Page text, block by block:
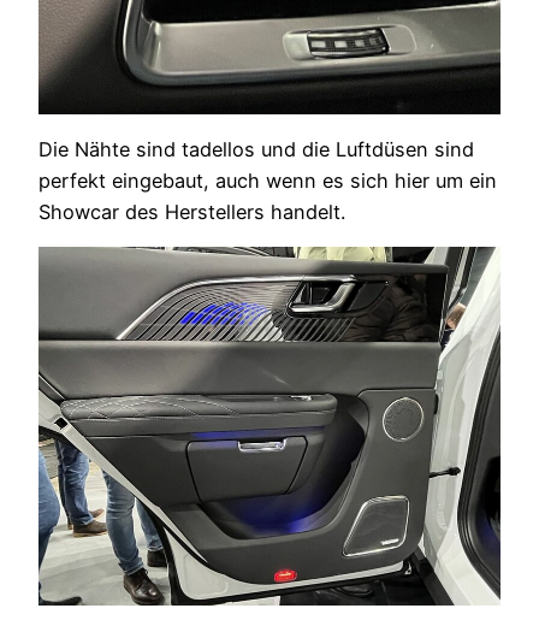
Die Nähte sind tadellos und die Luftdüsen sind
perfekt eingebaut, auch wenn es sich hier um ein
Showcar des Herstellers handelt.